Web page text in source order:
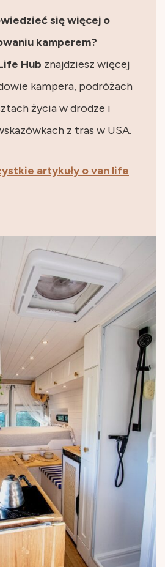
się więcej o
kamperem?
Hub znajdziesz więcej
kampera, podróżach
życia w drodze i
z tras w USA.
artykuły o van life